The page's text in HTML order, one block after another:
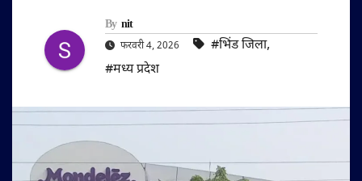
By nit
फरवरी 4, 2026 #भिंड जिला,
#मध्य प्रदेश